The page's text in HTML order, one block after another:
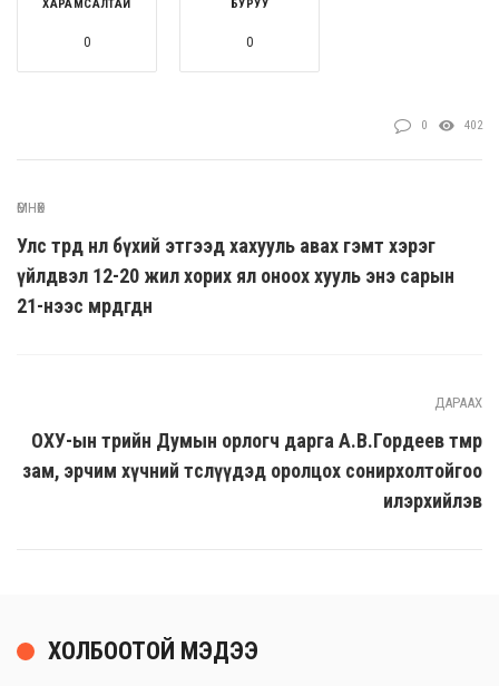
ХАРАМСАЛТАЙ
0
БУРУУ
0
0 402
ӨМНӨХ
Улс төрд нөлөө бүхий этгээд хахууль авах гэмт хэрэг
үйлдвэл 12-20 жил хорих ял оноох хууль энэ сарын
21-нээс мөрдөгдөнө
ДАРААХ
ОХУ-ын төрийн Думын орлогч дарга А.В.Гордеев төмөр
зам, эрчим хүчний төслүүдэд оролцох сонирхолтойгоо
илэрхийлэв
ХОЛБООТОЙ МЭДЭЭ